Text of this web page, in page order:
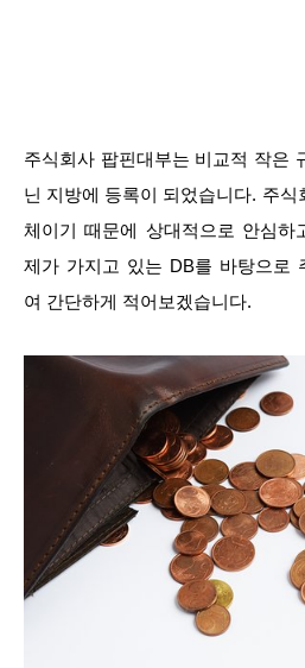
주식회사 팝핀대부는 비교적 작은
닌 지방에 등록이 되었습니다. 주식
체이기 때문에 상대적으로 안심
제가 가지고 있는 DB를 바탕으로
여 간단하게 적어보겠습니다.